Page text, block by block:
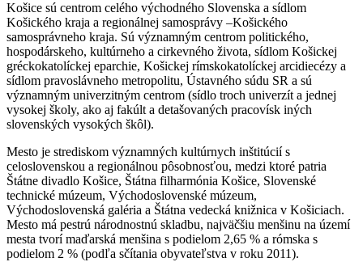
Košice sú centrom celého východného Slovenska a sídlom
Košického kraja a regionálnej samosprávy –Košického
samosprávneho kraja. Sú významným centrom politického,
hospodárskeho, kultúrneho a cirkevného života, sídlom Košickej
gréckokatolíckej eparchie, Košickej rímskokatolíckej arcidiecézy a
sídlom pravoslávneho metropolitu, Ústavného súdu SR a sú
významným univerzitným centrom (sídlo troch univerzít a jednej
vysokej školy, ako aj fakúlt a detašovaných pracovísk iných
slovenských vysokých škôl).
Mesto je strediskom významných kultúrnych inštitúcií s
celoslovenskou a regionálnou pôsobnosťou, medzi ktoré patria
Štátne divadlo Košice, Štátna filharmónia Košice, Slovenské
technické múzeum, Východoslovenské múzeum,
Východoslovenská galéria a Štátna vedecká knižnica v Košiciach.
Mesto má pestrú národnostnú skladbu, najväčšiu menšinu na území
mesta tvorí maďarská menšina s podielom 2,65 % a rómska s
podielom 2 % (podľa sčítania obyvateľstva v roku 2011).